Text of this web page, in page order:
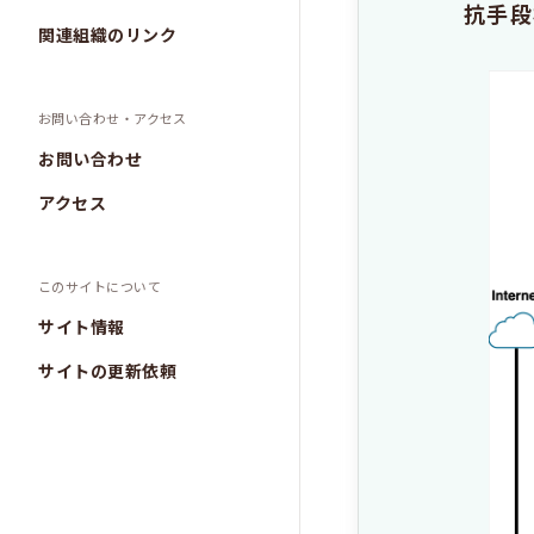
関連組織のリンク
お問い合わせ・アクセス
お問い合わせ
アクセス
このサイトについて
サイト情報
サイトの更新依頼
抗手